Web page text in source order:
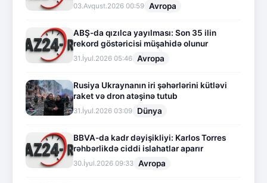
03.Avqust.2026 00:59 Avropa
ABŞ-da qızılca yayılması: Son 35 ilin
rekord göstəricisi müşahidə olunur
31.İyul.2026 05:46 Avropa
Rusiya Ukraynanın iri şəhərlərini kütləvi
raket və dron atəşinə tutub
31.İyul.2026 03:09 Dünya
BBVA-da kadr dəyişikliyi: Karlos Torres
rəhbərlikdə ciddi islahatlar aparır
30.İyul.2026 09:33 Avropa